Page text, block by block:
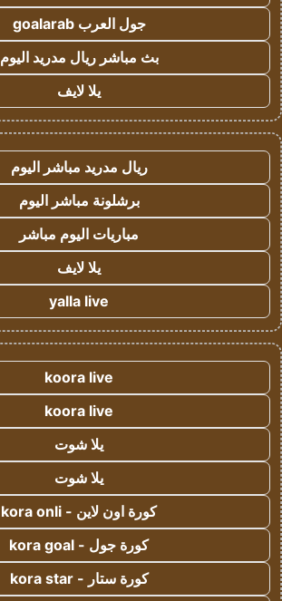
جول العرب goalarab
بث مباشر ريال مدريد اليوم
يلا لايف
ريال مدريد مباشر اليوم
برشلونة مباشر اليوم
مباريات اليوم مباشر
يلا لايف
yalla live
koora live
koora live
يلا شوت
يلا شوت
كورة اون لاين - kora onli
كورة جول - kora goal
كورة ستار - kora star